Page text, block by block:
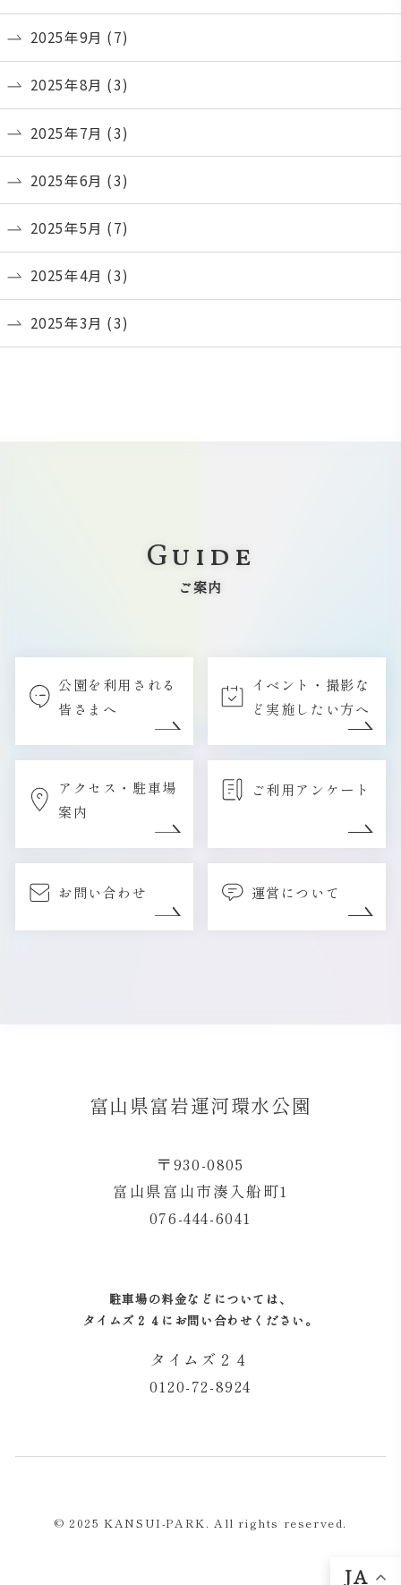
JA
2025年9月 (7)
2025年8月 (3)
2025年7月 (3)
2025年6月 (3)
2025年5月 (7)
2025年4月 (3)
2025年3月 (3)
Guide
ご案内
公園を利用される
皆さまへ
イベント・撮影な
ど実施したい方へ
アクセス・駐車場
案内
ご利用アンケート
お問い合わせ 運営について
富山県富岩運河環水公園
〒930-0805
富山県富山市湊入船町1
076-444-6041
駐車場の料金などについては、
タイムズ２４にお問い合わせください。
タイムズ２４
0120-72-8924
© 2025 KANSUI-PARK. All rights reserved.